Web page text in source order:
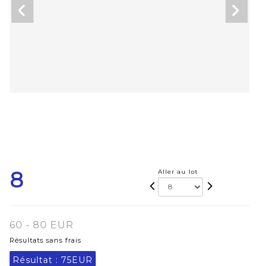
8 Aller au lot
60 - 80 EUR
Résultats sans frais
Résultat : 75EUR